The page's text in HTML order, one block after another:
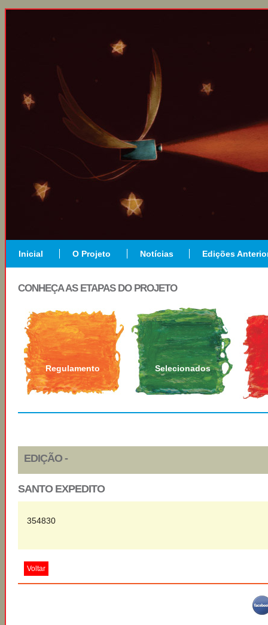
Inicial O Projeto Notícias Edições
CONHEÇA AS ETAPAS DO PROJETO
Regulamento Selecionados
EDIÇÃO -
SANTO EXPEDITO
354830
Voltar